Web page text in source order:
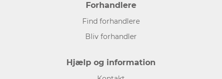
Forhandlere
Find forhandlere
Bliv forhandler
Hjælp og information